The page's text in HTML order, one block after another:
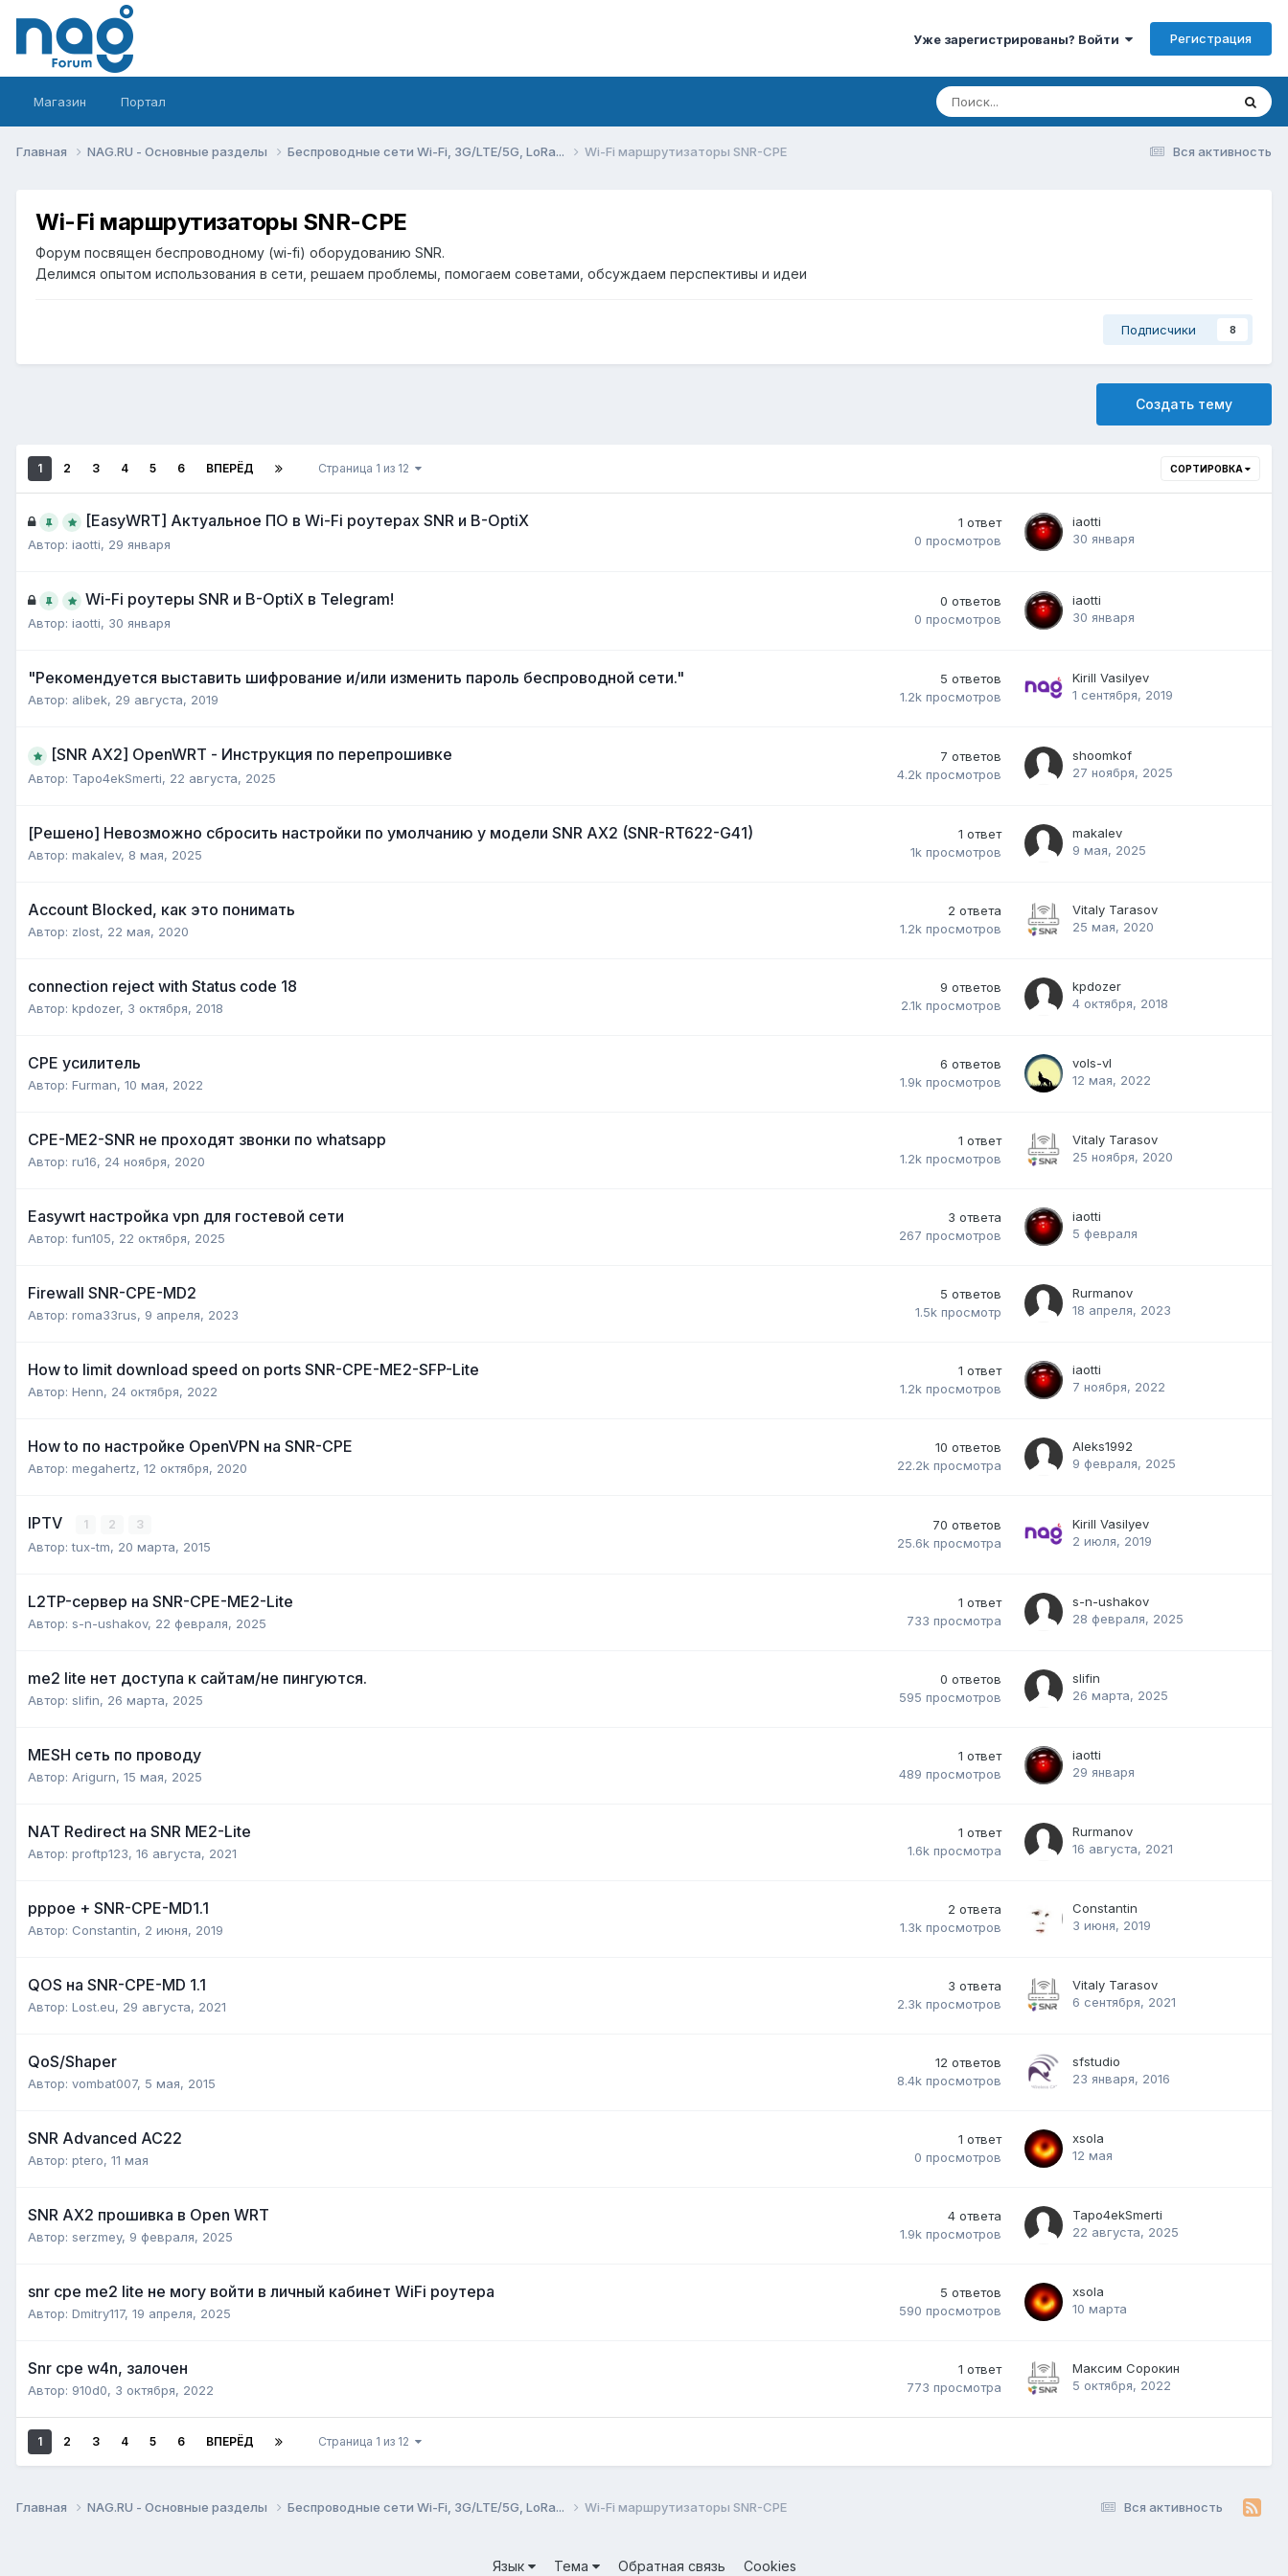
Уже зарегистрированы? Войти Регистрация
Магазин Портал
Вся активность
Главная NAG.RU - Основные разделы Беспроводные сети Wi-Fi, 3G/LTE/5G, LoRa... Wi-Fi маршрутизаторы SNR-CPE
Wi-Fi маршрутизаторы SNR-CPE
Форум посвящен беспроводному (wi-fi) оборудованию SNR.
Делимся опытом использования в сети, решаем проблемы, помогаем советами, обсуждаем перспективы и идеи
Подписчики 8
Создать тему
СОРТИРОВКА
1 2 3 4 5 6 ВПЕРЁД Страница 1 из 12
[EasyWRT] Актуальное ПО в Wi-Fi роутерах SNR и B-OptiX
Автор: iaotti, 29 января
1 ответ
0 просмотров
iaotti
30 января
Wi-Fi роутеры SNR и B-OptiX в Telegram!
Автор: iaotti, 30 января
0 ответов
0 просмотров
iaotti
30 января
"Рекомендуется выставить шифрование и/или изменить пароль беспроводной сети."
Автор: alibek, 29 августа, 2019
5 ответов
1.2k просмотров
Kirill Vasilyev
1 сентября, 2019
[SNR AX2] OpenWRT - Инструкция по перепрошивке
Автор: Tapo4ekSmerti, 22 августа, 2025
7 ответов
4.2k просмотров
shoomkof
27 ноября, 2025
[Решено] Невозможно сбросить настройки по умолчанию у модели SNR AX2 (SNR-RT622-G41)
Автор: makalev, 8 мая, 2025
1 ответ
1k просмотров
makalev
9 мая, 2025
Account Blocked, как это понимать
Автор: zlost, 22 мая, 2020
2 ответа
1.2k просмотров
Vitaly Tarasov
25 мая, 2020
connection reject with Status code 18
Автор: kpdozer, 3 октября, 2018
9 ответов
2.1k просмотров
kpdozer
4 октября, 2018
CPE усилитель
Автор: Furman, 10 мая, 2022
6 ответов
1.9k просмотров
vols-vl
12 мая, 2022
CPE-ME2-SNR не проходят звонки по whatsapp
Автор: ru16, 24 ноября, 2020
1 ответ
1.2k просмотров
Vitaly Tarasov
25 ноября, 2020
Easywrt настройка vpn для гостевой сети
Автор: fun105, 22 октября, 2025
3 ответа
267 просмотров
iaotti
5 февраля
Firewall SNR-CPE-MD2
Автор: roma33rus, 9 апреля, 2023
5 ответов
1.5k просмотр
Rurmanov
18 апреля, 2023
How to limit download speed on ports SNR-CPE-ME2-SFP-Lite
Автор: Henn, 24 октября, 2022
1 ответ
1.2k просмотров
iaotti
7 ноября, 2022
How to по настройке OpenVPN на SNR-CPE
Автор: megahertz, 12 октября, 2020
10 ответов
22.2k просмотра
Aleks1992
9 февраля, 2025
IPTV 1 2 3
Автор:tux-tm, 20 марта, 2015
70 ответов
25.6k просмотра
Kirill Vasilyev
2 июля, 2019
L2TP-сервер на SNR-CPE-ME2-Lite
Автор: s-n-ushakov, 22 февраля, 2025
1 ответ
733 просмотра
s-n-ushakov
28 февраля, 2025
me2 lite нет доступа к сайтам/не пингуются.
Автор: slifin, 26 марта, 2025
0 ответов
595 просмотров
slifin
26 марта, 2025
MESH сеть по проводу
Автор: Arigurn, 15 мая, 2025
1 ответ
489 просмотров
iaotti
29 января
NAT Redirect на SNR ME2-Lite
Автор: proftp123, 16 августа, 2021
1 ответ
1.6k просмотра
Rurmanov
16 августа, 2021
pppoe + SNR-CPE-MD1.1
Автор: Constantin, 2 июня, 2019
2 ответа
1.3k просмотров
Constantin
3 июня, 2019
QOS на SNR-CPE-MD 1.1
Автор: Lost.eu, 29 августа, 2021
3 ответа
2.3k просмотров
Vitaly Tarasov
6 сентября, 2021
QoS/Shaper
Автор: vombat007, 5 мая, 2015
12 ответов
8.4k просмотров
sfstudio
23 января, 2016
SNR Advanced AC22
Автор: ptero, 11 мая
1 ответ
0 просмотров
xsola
12 мая
SNR AX2 прошивка в Open WRT
Автор: serzmey, 9 февраля, 2025
4 ответа
1.9k просмотров
Tapo4ekSmerti
22 августа, 2025
snr cpe me2 lite не могу войти в личный кабинет WiFi роутера
Автор: Dmitry117, 19 апреля, 2025
5 ответов
590 просмотров
xsola
10 марта
Snr cpe w4n, залочен
Автор: 910d0, 3 октября, 2022
1 ответ
773 просмотра
Максим Сорокин
5 октября, 2022
1 2 3 4 5 6 ВПЕРЁД Страница 1 из 12
Вся активность
Главная NAG.RU - Основные разделы Беспроводные сети Wi-Fi, 3G/LTE/5G, LoRa... Wi-Fi маршрутизаторы SNR-CPE
Язык Тема Обратная связь Cookies